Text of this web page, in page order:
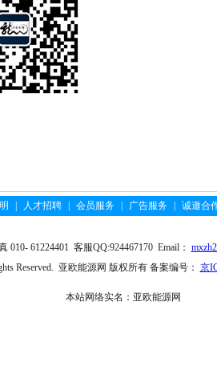
| 人才招聘 | 会员服务 | 广告服务 | 诚邀合
61224401 客服QQ:924467170 Email：
Reserved. 亚欧能源网 版权所有 备案编号： 京
本站网络实名：亚欧能源网